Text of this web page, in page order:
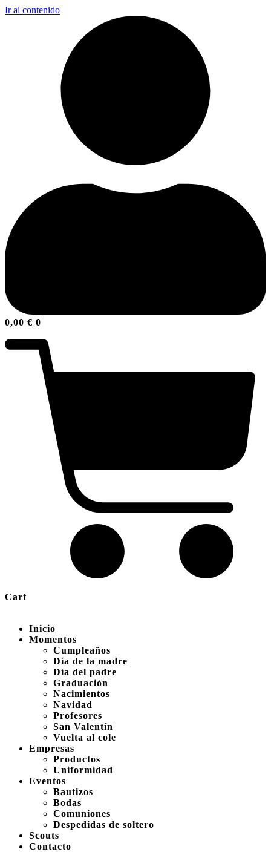
Ir al contenido
0,00 € 0
Cart
Inicio
Momentos
Cumpleaños
Día de la madre
Día del padre
Graduación
Nacimientos
Navidad
Profesores
San Valentín
Vuelta al cole
Empresas
Productos
Uniformidad
Eventos
Bautizos
Bodas
Comuniones
Despedidas de soltero
Scouts
Contacto